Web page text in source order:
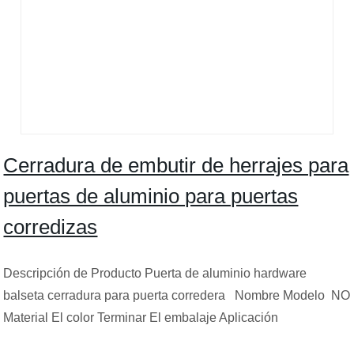
Cerradura de embutir de herrajes para
puertas de aluminio para puertas
corredizas
Descripción de Producto Puerta de aluminio hardware
balseta cerradura para puerta corredera Nombre Modelo NO
Material El color Terminar El embalaje Aplicación